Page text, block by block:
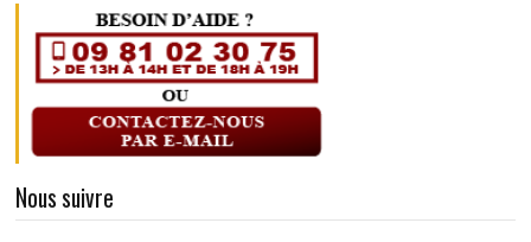
Nous suivre